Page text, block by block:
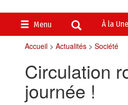
Menu À la Une
Accueil> Actualités> Société
Circulation
journée !